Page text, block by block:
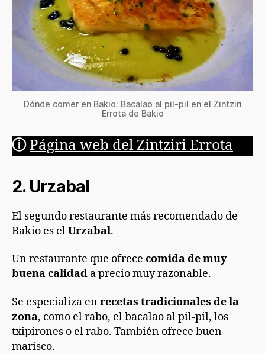
Dónde comer en Bakio: Bacalao al pil-pil en el Zintziri
Errota de Bakio
ⓘ Página web del Zintziri Errota
2. Urzabal
El segundo restaurante más recomendado de
Bakio es elUrzabal.
Un restaurante que ofrece comida de muy
buena calidad a precio muy razonable.
Se especializa enrecetas tradicionales de la
zona, como el rabo, el bacalao al pil-pil, los
txipirones o el rabo. También ofrece buen
marisco.